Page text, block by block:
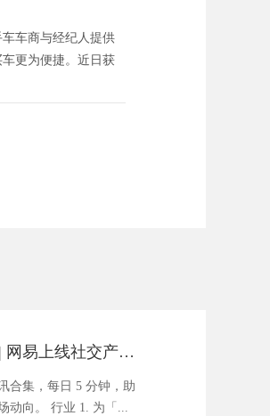
车商与经纪人提供
更为便捷。近日获
商业资讯速递 | 网易上线社交产品「声波」
合集，每日 5 分钟，助
动向。 行业 1. 为「...